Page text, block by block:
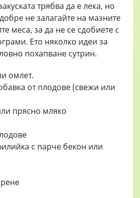
трябва да е лека, но
не залагайте на мазните
меса, за да не се сдобиете с
Ето няколко идеи за
похапване сутрин.
омлет.
от плодове (свежи или
прясно мляко
с парче бекон или